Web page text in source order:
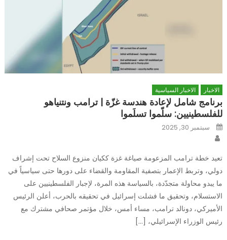
الاخبار الاخبار السياسية
برنامج شامل لإعادة هندسة غزّة | ترامب ونتنياهو
للفلسطينيين: سلّموا تسلَموا
Posted
onسبتمبر 30, 2025
تعيد خطة ترامب المزعومة صياغة غزة ككيان منزوع السلاح تحت إشراف
دولي، وتربط الإعمار بتصفية المقاومة والقضاء على دورها حتى سياسياً في
ما يبدو محاولة متجدّدة، بالسياسة هذه المرة، لإجبار الفلسطينيين على
الاستسلام، وتحقيق ما فشلت إسرائيل في تحقيقه بالحرب، أعلن الرئيس
الأميركي، دونالد ترامب، مساء أمس، خلال مؤتمر صحافي مشترك مع
رئيس الوزراء الإسرائيلي، […]